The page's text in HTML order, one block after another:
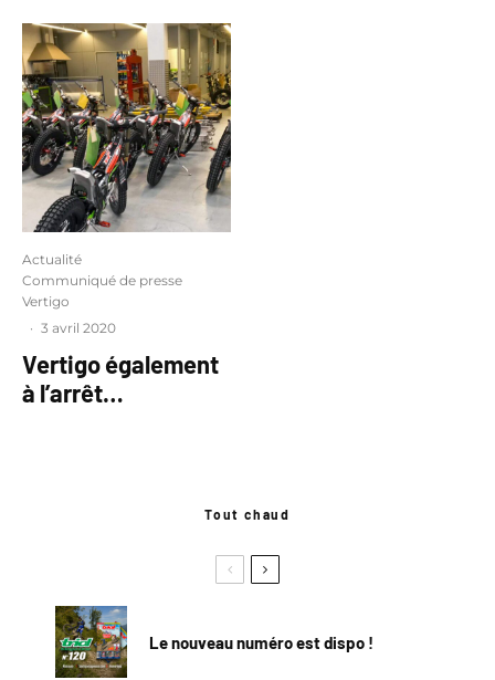
Actualité
Communiqué de presse
Vertigo
· 3 avril 2020
Vertigo également
à l’arrêt…
Tout chaud
Le nouveau numéro est dispo !